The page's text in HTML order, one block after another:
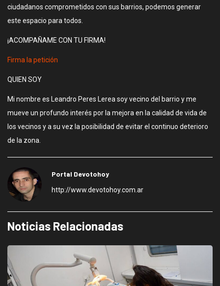
ciudadanos comprometidos con sus barrios, podemos generar
este espacio para todos.
¡ACOMPAÑAME CON TU FIRMA!
Firma la petición
QUIEN SOY
Mi nombre es Leandro Peres Lerea soy vecino del barrio y me
mueve un profundo interés por la mejora en la calidad de vida de
los vecinos y a su vez la posibilidad de evitar el continuo deterioro
de la zona.
Portal Devotohoy
http://www.devotohoy.com.ar
Noticias Relacionadas